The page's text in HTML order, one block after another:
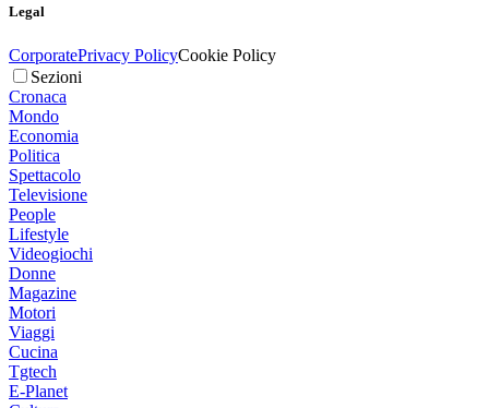
Legal
CorporatePrivacy PolicyCookie Policy
Sezioni
Cronaca
Mondo
Economia
Politica
Spettacolo
Televisione
People
Lifestyle
Videogiochi
Donne
Magazine
Motori
Viaggi
Cucina
Tgtech
E-Planet